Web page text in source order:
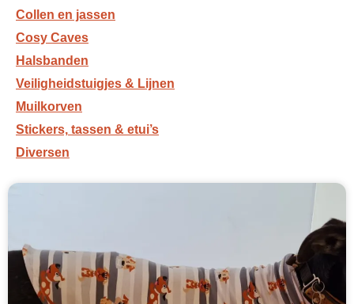
Collen en jassen
Cosy Caves
Halsbanden
Veiligheidstuigjes & Lijnen
Muilkorven
Stickers, tassen & etui’s
Diversen